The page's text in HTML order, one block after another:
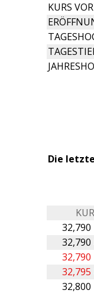
KURS
Die
32,790
32,790
32,790
32,795
32,800